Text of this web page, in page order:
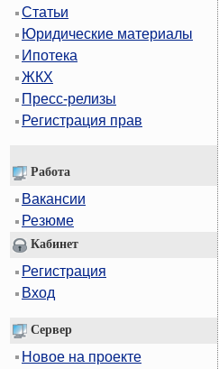
Статьи
Юридические материалы
Ипотека
ЖКХ
Пресс-релизы
Регистрация прав
Работа
Вакансии
Резюме
Кабинет
Регистрация
Вход
Сервер
Новое на проекте